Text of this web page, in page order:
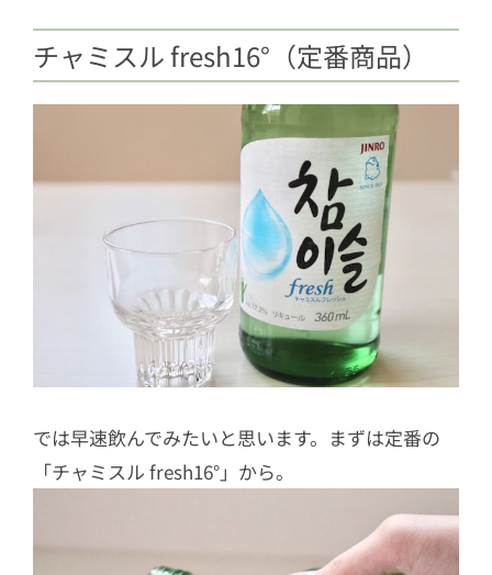
チャミスル fresh16°（定番商品）
では早速飲んでみたいと思います。まずは定番の
「チャミスル fresh16°」から。